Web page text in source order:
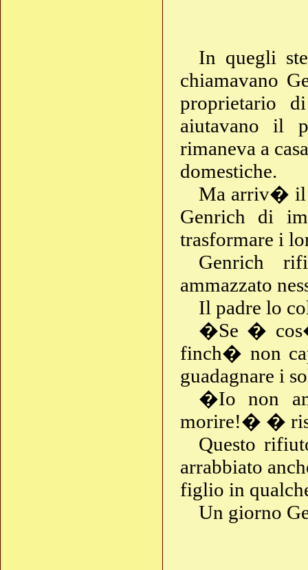
In quegli
chiamavano
proprietario
aiutavano il
rimaneva a
domestiche.
Ma arriv� il
Genrich di
trasformare i
Genrich
ammazzato
Il padre lo
�Se �
finch� non
guadagnare i
�Io non
morire!� �
Questo
arrabbiato
figlio in
Un giorno